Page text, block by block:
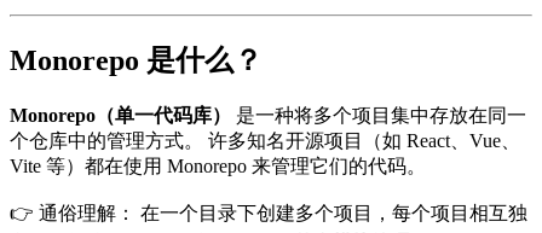
Monorepo 是什么？
Monorepo（单一代码库）
是一种将多个项目集中存放在同一
个仓库中的管理方式。 许多知名开源项目（如 React、Vue、
Vite 等）都在使用 Monorepo 来管理它们的代码。
👉 通俗理解： 在一个目录下创建多个项目，每个项目相互独